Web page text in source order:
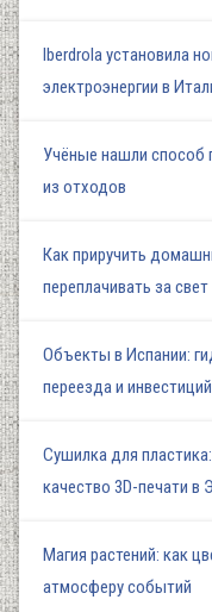
Iberdrola установила
электроэнергии в
Учёные нашли способ
из отходов
Как приручить
переплачивать за свет
Объекты в Испании:
переезда и инвестиций
Сушилка для
качество 3D-печати в
Магия растений: как
атмосферу событий